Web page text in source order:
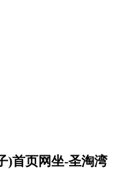
)首页网坐-圣淘湾